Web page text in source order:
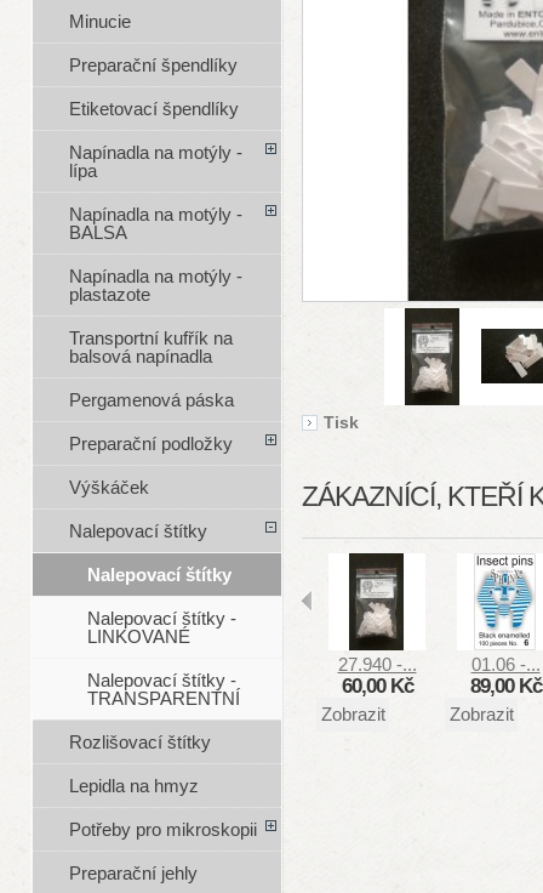
Tisk
ZÁKAZNÍCÍ, KTEŘÍ
27.940 -...
60,00 Kč
Zobrazit
01.06 -...
89,00 Kč
Zobrazit
Minucie
Preparační špendlíky
Etiketovací špendlíky
Napínadla na motýly -
lípa
Napínadla na motýly -
BALSA
Napínadla na motýly -
plastazote
Transportní kufřík na
balsová napínadla
Pergamenová páska
Preparační podložky
Výškáček
Nalepovací štítky
Nalepovací štítky
Nalepovací štítky -
LINKOVANÉ
Nalepovací štítky -
TRANSPARENTNÍ
Rozlišovací štítky
Lepidla na hmyz
Potřeby pro mikroskopii
Preparační jehly